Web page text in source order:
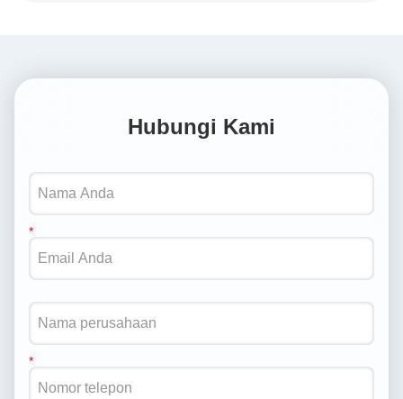
Hubungi Kami